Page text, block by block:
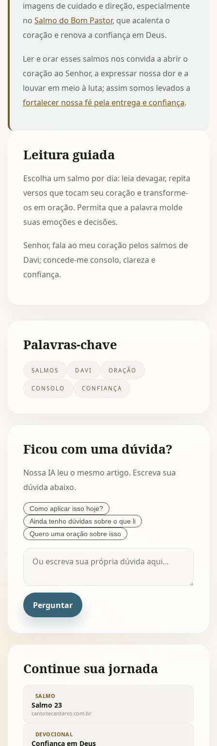
imagens de cuidado e direção, especialmente
noSalmo do Bom Pastor, que acalenta o
coração e renova a confiança em Deus.
Ler e orar esses salmos nos convida a abrir o
coração ao Senhor, a expressar nossa dor e a
louvar em meio à luta; assim somos levados a
fortalecer nossa fé pela entrega e confiança.
Leitura guiada
Escolha um salmo por dia: leia devagar, repita
versos que tocam seu coração e transforme-
os em oração. Permita que a palavra molde
suas emoções e decisões.
Senhor, fala ao meu coração pelos salmos de
Davi; concede-me consolo, clareza e
confiança.
Palavras-chave
SALMOS DAVI ORAÇÃO
CONSOLO CONFIANÇA
Ficou com uma dúvida?
Nossa IA leu o mesmo artigo. Escreva sua
dúvida abaixo.
Como aplicar isso hoje?
Ainda tenho dúvidas sobre o que li
Quero uma oração sobre isso
Perguntar
Continue sua jornada
SALMO
Salmo 23
cantosecantares.com.br
DEVOCIONAL
Confianca em Deus